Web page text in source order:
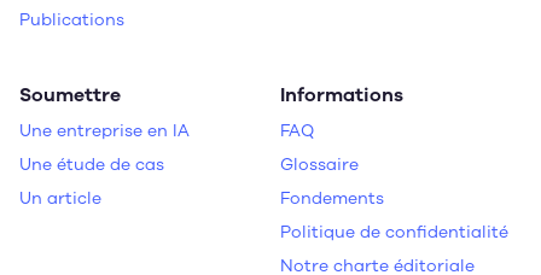
Publications
Soumettre
Une entreprise en IA
Une étude de cas
Un article
Informations
FAQ
Glossaire
Fondements
Politique de confidentialité
Notre charte éditoriale